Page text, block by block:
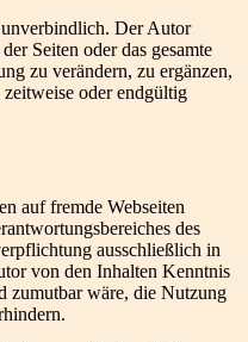
Der Autor
Seiten oder das gesamte
zu verändern, zu ergänzen,
oder endgültig
auf fremde Webseiten
des
ausschließlich in
von den Inhalten Kenntnis
zumutbar wäre, die Nutzung